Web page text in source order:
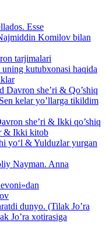
Esse
Komilov bilan
tarjimalari
kutubxonasi haqida
she’ri & Qo’shiq
kelar yo’llarga tikildim
she’ri & Ikki qo’shiq
& Ikki kitob
yo‘l & Yulduzlar yurgan
Nayman. Anna
dunyo. (Tilak Jo’ra
Jo’ra xotirasiga